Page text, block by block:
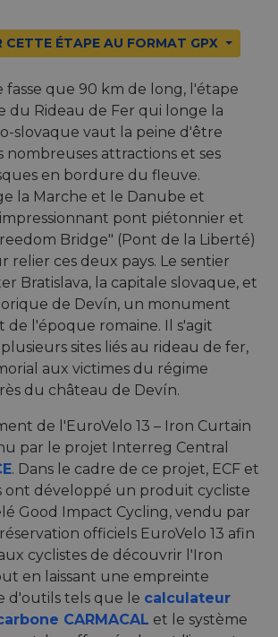
CETTE ÉTAPE AU FORMAT GPX
fasse que 90 km de long, l'étape
du Rideau de Fer qui longe la
slovaque vaut la peine d'être
nombreuses attractions et ses
en bordure du fleuve.
la Marche et le Danube et
pont piétonnier et
Bridge" (Pont de la Liberté)
relier ces deux pays. Le sentier
Bratislava, la capitale slovaque, et
de Devín, un monument
de l'époque romaine. Il s'agit
sites liés au rideau de fer,
aux victimes du régime
du château de Devín.
de l'EuroVelo 13 – Iron Curtain
par le projet Interreg Central
. Dans le cadre de ce projet, ECF et
ont développé un produit cycliste
Good Impact Cycling, vendu par
officiels EuroVelo 13 afin
cyclistes de découvrir l'Iron
en laissant une empreinte
d'outils tels que le calculateur
CARMACAL et le système